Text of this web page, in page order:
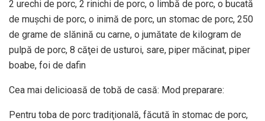
2 urechi de porc, 2 rinichi de porc, o limbă de porc, o bucată
de muşchi de porc, o inimă de porc, un stomac de porc, 250
de grame de slănină cu carne, o jumătate de kilogram de
pulpă de porc, 8 căţei de usturoi, sare, piper măcinat, piper
boabe, foi de dafin
Cea mai delicioasă de tobă de casă: Mod preparare:
Pentru toba de porc tradiţională, făcută în stomac de porc,